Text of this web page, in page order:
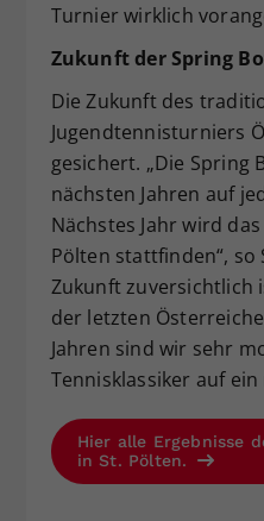
Turnier wirklich
Zukunft der Spring
Die Zukunft des
Jugendtennisturniers
gesichert. „Die Spring
nächsten Jahren auf
Nächstes Jahr wird
Pölten stattfinden“,
Zukunft zuversichtlich
der letzten
Jahren sind wir sehr
Tennisklassiker auf
Hier alle Ergebnisse
in St. Pölten.